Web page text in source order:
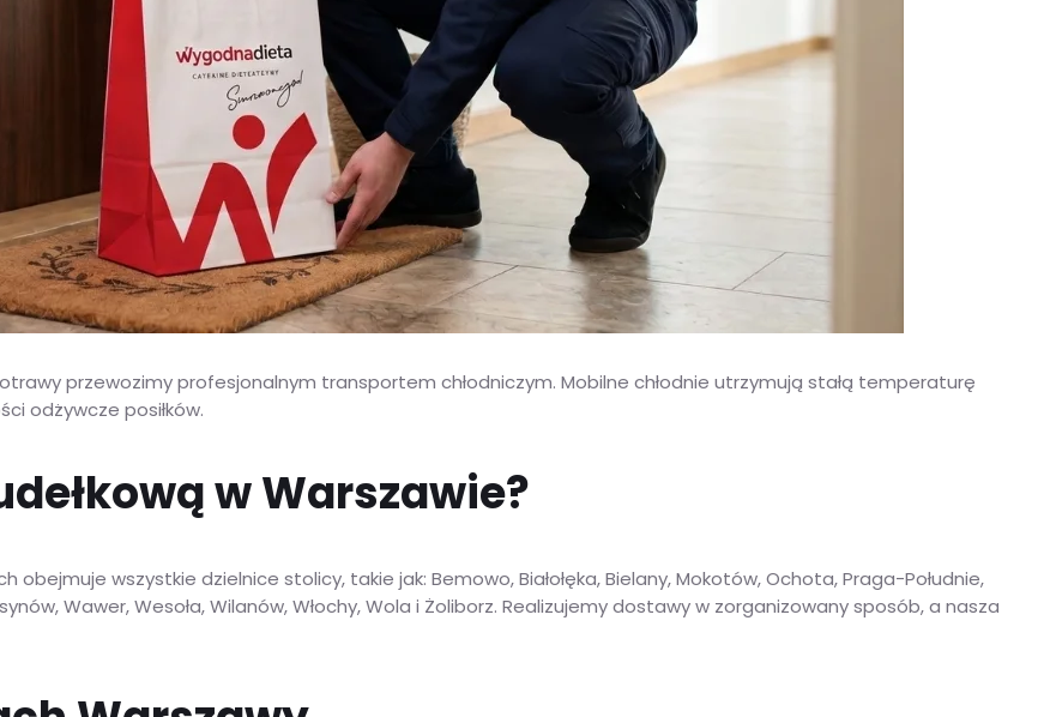
przewozimy profesjonalnym transportem chłodniczym. Mobilne chłodnie utrzymują stałą temperaturę
odżywcze posiłków.
w Warszawie?
wszystkie dzielnice stolicy, takie jak: Bemowo, Białołęka, Bielany, Mokotów, Ochota, Praga-Południe,
Wawer, Wesoła, Wilanów, Włochy, Wola i Żoliborz. Realizujemy dostawy w zorganizowany sposób, a nasza